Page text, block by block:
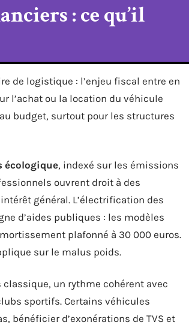
: ce qu’il
de logistique : l’enjeu fiscal entre en
l’achat ou la location du véhicule
budget, surtout pour les structures
écologique, indexé sur les émissions
ouvrent droit à des
général. L’électrification des
d’aides publiques : les modèles
plafonné à 30 000 euros.
sur le malus poids.
un rythme cohérent avec
sportifs. Certains véhicules
bénéficier d’exonérations de TVS et